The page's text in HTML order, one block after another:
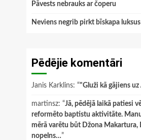
Pāvests nebrauks ar čoperu
Neviens negrib pirkt bīskapa
Pēdējie komentāri
Janis Karklins: “"Gluži kā gājiens uz
martinsz: “Jā, pēdējā laikā patiesi
reformēto baptistu aktivitāte.
mērā varētu būt Džona Makartura,
nopelns…”